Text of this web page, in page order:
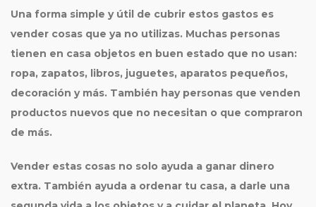
Una forma simple y útil de cubrir estos gastos es
vender cosas que ya no utilizas. Muchas personas
tienen en casa objetos en buen estado que no usan:
ropa, zapatos, libros, juguetes, aparatos pequeños,
decoración y más. También hay personas que venden
productos nuevos que no necesitan o que compraron
de más.
Vender estas cosas no solo ayuda a ganar dinero
extra. También ayuda a ordenar tu casa, a darle una